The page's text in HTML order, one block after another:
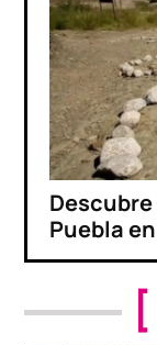
Puebla